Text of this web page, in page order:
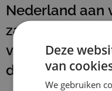
Nederland aan
zakelijke
van onze
de werkplek
Deze
van
We gebruiken